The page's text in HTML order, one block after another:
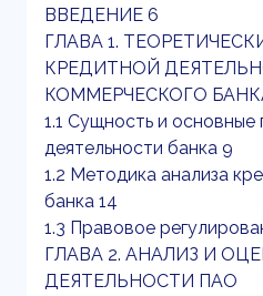
ВВЕДЕНИЕ 6
ГЛАВА 1.
КРЕДИТНОЙ
КОММЕРЧЕСКОГО
1.1 Сущность и
деятельности банка 9
1.2 Методика анализа
банка 14
1.3 Правовое
ГЛАВА 2. АНАЛИЗ И
ДЕЯТЕЛЬНОСТИ ПАО